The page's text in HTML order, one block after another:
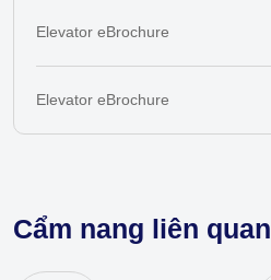
Elevator eBrochure
Elevator eBrochure
Cẩm nang liên quan